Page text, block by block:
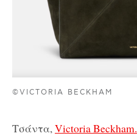
©VICTORIA BECKHAM
Τσάντα, Victoria Beckham.